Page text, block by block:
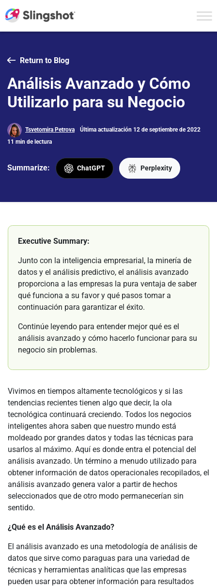
Return to Blog
Análisis Avanzado y Cómo
Utilizarlo para su Negocio
Tsvetomira Petrova
Última actualización 12 de septiembre de 2022
11 min de lectura
Summarize: ChatGPT Perplexity
Executive Summary:
Junto con la inteligencia empresarial, la minería de
datos y el análisis predictivo, el análisis avanzado
proporciona a las empresas la pura ventaja de saber
qué funciona a su favor y qué pasos tomar a
continuación para garantizar el éxito.
Continúe leyendo para entender mejor qué es el
análisis avanzado y cómo hacerlo funcionar para su
negocio sin problemas.
Vivimos en tiempos altamente tecnológicos y si las
tendencias recientes tienen algo que decir, la ola
tecnológica continuará creciendo. Todos los negocios
inteligentes ahora saben que nuestro mundo está
moldeado por grandes datos y todas las técnicas para
usarlos al máximo. Aquí es donde entra el potencial del
análisis avanzado. Un término a menudo utilizado para
obtener información de datos operacionales recopilados, el
análisis avanzado genera valor a partir de hechos
seleccionados que de otro modo permanecerían sin
sentido.
¿Qué es el Análisis Avanzado?
El análisis avanzado es una metodología de análisis de
datos que sirve como paraguas para una variedad de
técnicas y herramientas analíticas que las empresas
pueden usar para obtener información para resultados